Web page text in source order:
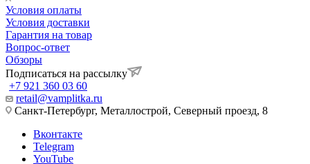
Условия оплаты
Условия доставки
Гарантия на товар
Вопрос-ответ
Обзоры
Подписаться на рассылку
+7 921 360 03 60
retail@vamplitka.ru
Санкт-Петербург, Металлострой, Северный проезд, 8
Вконтакте
Telegram
YouTube